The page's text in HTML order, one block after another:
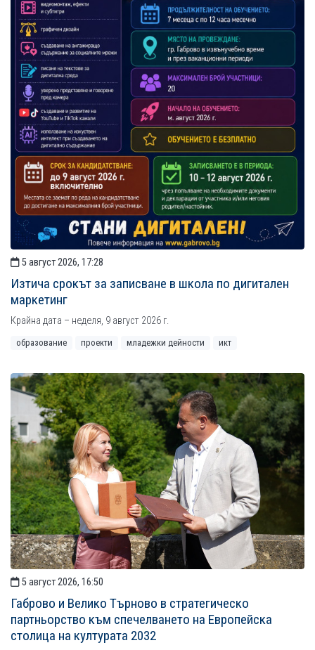
5 август 2026, 17:28
Изтича срокът за записване в школа по дигитален
маркетинг
Крайна дата – неделя, 9 август 2026 г.
образование проекти младежки дейности икт
5 август 2026, 16:50
Габрово и Велико Търново в стратегическо
партньорство към спечелването на Европейска
столица на културата 2032